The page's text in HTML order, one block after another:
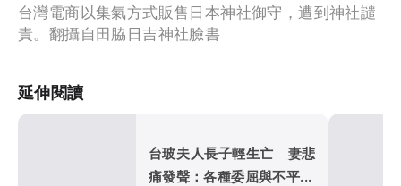
台灣電商以集氣方式販售日本神社御守，遭到神社譴
責。翻攝自田脇日吉神社臉書
延伸閱讀
台玻夫人長子輕生亡 妻悲
痛發聲：各種委屈與不平...